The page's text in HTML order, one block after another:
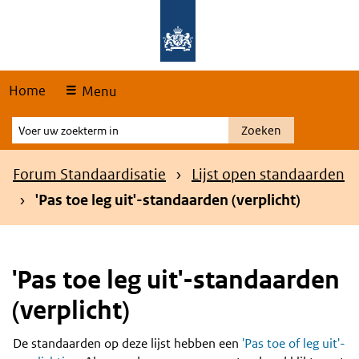
Home Menu
Voer
uw
zoekterm
Zoeken
Kruimelpad
Forum Standaardisatie
Lijst open standaarden
'Pas toe leg uit'-standaarden (verplicht)
'Pas toe leg uit'-standaarden
(verplicht)
De standaarden op deze lijst hebben een 'Pas toe of leg uit'-